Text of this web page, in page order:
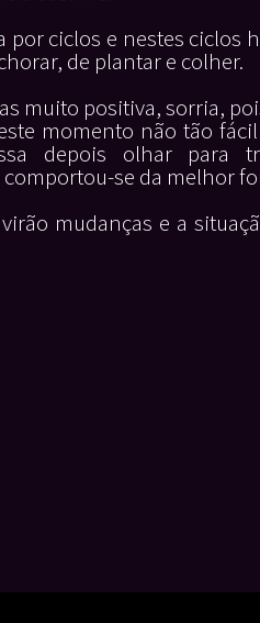
por ciclos e nestes ciclos
de plantar e colher.
muito positiva, sorria,
momento não tão
depois olhar para
se da melhor
mudanças e a